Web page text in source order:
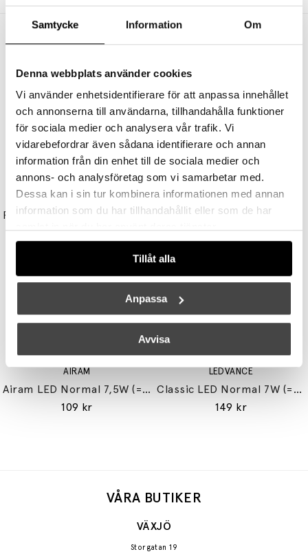
Samtycke Information Om
Denna webbplats använder cookies
Vi använder enhetsidentifierare för att anpassa innehållet
och annonserna till användarna, tillhandahålla funktioner
för sociala medier och analysera vår trafik. Vi
vidarebefordrar även sådana identifierare och annan
information från din enhet till de sociala medier och
annons- och analysföretag som vi samarbetar med.
Dessa kan i sin tur kombinera informationen med annan
information som du har tillhandahållit eller som de har
Tillåt alla
Anpassa
Avvisa
Andra köpte även
UNISON
Reflektor MR11 28W (=35W) GU10
149 kr
STUDIO EERO AARNIO
3395 kr 3056 kr
AIRAM
Airam LED Normal 7,5W (=60W) E27
109 kr
LEDVANCE
Classic LED Normal 7W (=60W) E27
149 kr
VÅRA BUTIKER
VÄXJÖ
Storgatan 19